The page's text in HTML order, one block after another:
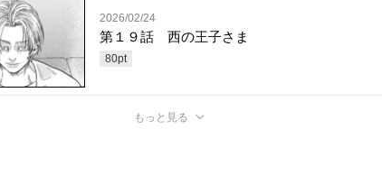
2026/02/24
第１９話 西の王子さま
80pt
もっと見る